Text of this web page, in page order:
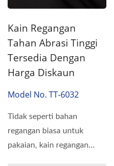
Kain Regangan
Tahan Abrasi Tinggi
Tersedia Dengan
Harga Diskaun
Model No. TT-6032
Tidak seperti bahan
regangan biasa untuk
pakaian, kain regangan